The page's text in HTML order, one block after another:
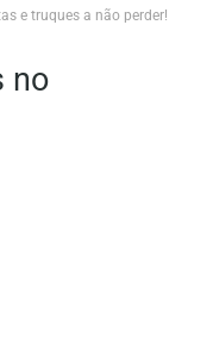
e truques a não perder!
no